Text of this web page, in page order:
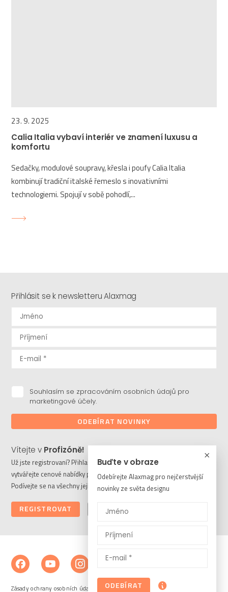
23. 9. 2025
Calia Italia vybaví interiér ve znamení luxusu a
komfortu
Sedačky, modulové soupravy, křesla i poufy Calia Italia
kombinují tradiční italské řemeslo s inovativními
technologiemi. Spojují v sobě pohodlí,...
Buďte v obraze
Odebírejte Alaxmag pro nejčerstvější
novinky ze světa designu
ODEBÍRAT
Přihlásit se k newsletteru Alaxmag
Souhlasím se zpracováním osobních údajů pro
marketingové účely.
ODEBÍRAT NOVINKY
Vítejte v Profizóně!
Už jste registrovaní? Přihlaste se a stahujte potřebné soubory či
vytvářejte cenové nabídky pro vaše klienty. Ještě nejste členem?
Podívejte se na všechny její výhody a registrujte se ještě dnes.
REGISTROVAT PŘIHLÁSIT
Zásady ochrany osobních údajů a cookies